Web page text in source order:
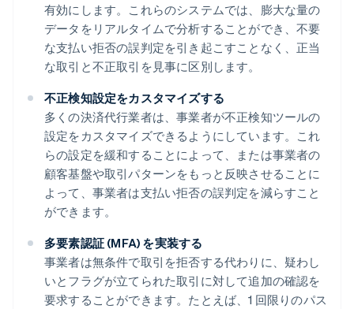
有効にします。これらのシステムでは、膨大な量の
データをリアルタイムで分析することができ、不要
な支払い拒否の誤判定を引き起こすことなく、正当
な取引と不正取引を見事に区別します。
不正検知設定をカスタマイズする
多くの決済代行業者は、事業者が不正検知ツールの
設定をカスタマイズできるようにしています。これ
らの設定を緩和することによって、または事業者の
顧客基盤や取引パターンをもっと反映させることに
よって、事業者は支払い拒否の誤判定を減らすこと
ができます。
多要素認証 (MFA) を実装する
事業者は無条件で取引を拒否する代わりに、疑わし
いとフラグが立てられた取引に対して追加の確認を
要求することができます。たとえば、1 回限りのパス